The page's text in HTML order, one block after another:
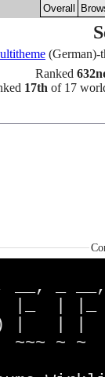
Overall
(German)-
Ranked
17th of 17
|\
\|
~